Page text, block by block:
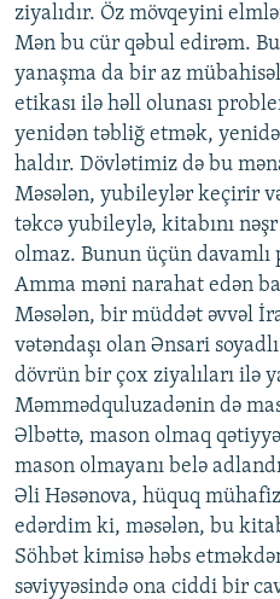
ziyalıdır. Öz mövqeyini
Mən bu cür qəbul edirəm.
yanaşma da bir az
etikası ilə həll olunası
yenidən təbliğ etmək,
haldır. Dövlətimiz də bu
Məsələn, yubileylər keçirir
təkcə yubileylə, kitabını
olmaz. Bunun üçün davamlı
Amma məni narahat edən
Məsələn, bir müddət əvvəl
vətəndaşı olan Ənsari
dövrün bir çox ziyalıları ilə
Məmmədquluzadənin də
Əlbəttə, mason olmaq
mason olmayanı belə
Əli Həsənova, hüquq
edərdim ki, məsələn, bu
Söhbət kimisə həbs
səviyyəsində ona ciddi bir